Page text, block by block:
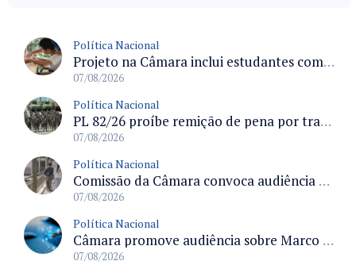
Política Nacional
Projeto na Câmara inclui estudantes com deficiência no regime escolar especial da LDB e estabelece critérios para frequência
07/08/2026
Política Nacional
PL 82/26 proíbe remição de pena por trabalho em funções militares para condenados por crimes contra o Estado Democrático de Direito
07/08/2026
Política Nacional
Comissão da Câmara convoca audiência para discutir misoginia nas escolas e universidades após divulgação de listas misóginas
07/08/2026
Política Nacional
Câmara promove audiência sobre Marco de Fomento à Economia Digital e impactos da inteligência artificial
07/08/2026